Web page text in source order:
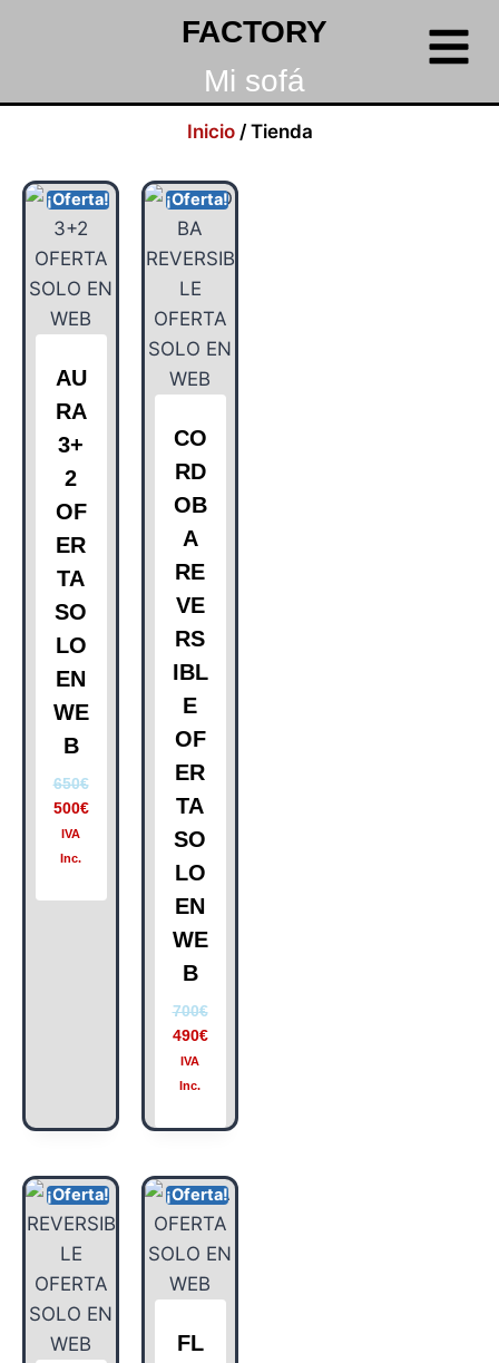
FACTORY
Mi sofá
Inicio/ Tienda
¡Oferta!
AU
RA
3+
2
OF
ER
TA
SO
LO
EN
WE
B
650€
500€
IVA
Inc.
¡Oferta!
CO
RD
OB
A
RE
VE
RS
IBL
E
OF
ER
TA
SO
LO
EN
WE
B
700€
490€
IVA
Inc.
¡Oferta! ¡Oferta!
FL